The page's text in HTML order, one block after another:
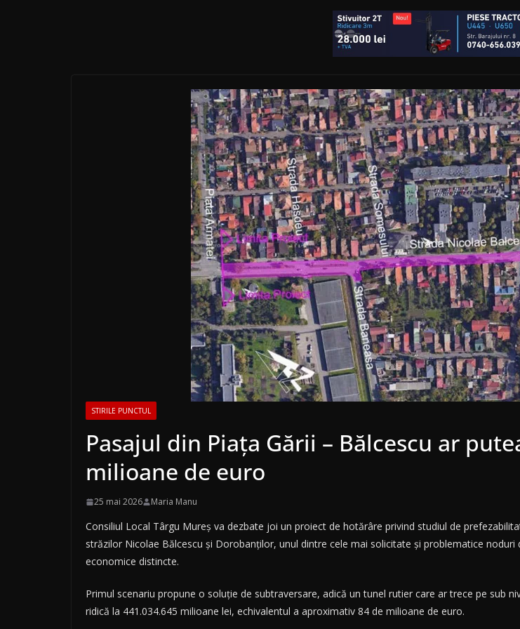
STIRILE PUNCTUL
Pasajul din Piața Gării – Bălcescu ar
milioane de euro
25 mai 2026 Maria Manu
Consiliul Local Târgu Mureș va dezbate joi un proiect de hotărâre privind studiul de
străzilor Nicolae Bălcescu și Dorobanților, unul dintre cele mai solicitate și problematice
economice distincte.
Primul scenariu propune o soluție de subtraversare, adică un tunel rutier care ar trece pe sub
ridică la 441.034.645 milioane lei, echivalentul a aproximativ 84 de milioane de euro.